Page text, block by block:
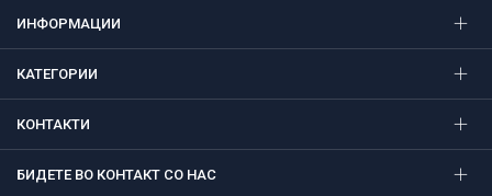
ИНФОРМАЦИИ
КАТЕГОРИИ
КОНТАКТИ
БИДЕТЕ ВО КОНТАКТ СО НАС